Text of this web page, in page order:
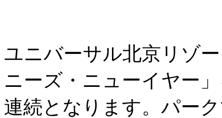
ユニバーサル北京リゾ
ニーズ・ニューイヤー
連続となります。パー